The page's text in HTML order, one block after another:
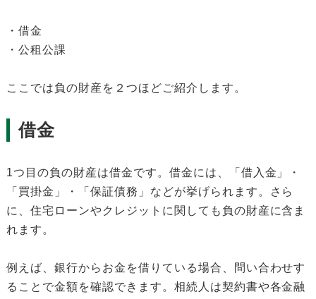
・借金
・公租公課
ここでは負の財産を２つほどご紹介します。
借金
1つ目の負の財産は借金です。借金には、「借入金」・
「買掛金」・「保証債務」などが挙げられます。さら
に、住宅ローンやクレジットに関しても負の財産に含ま
れます。
例えば、銀行からお金を借りている場合、問い合わせす
ることで金額を確認できます。相続人は契約書や各金融